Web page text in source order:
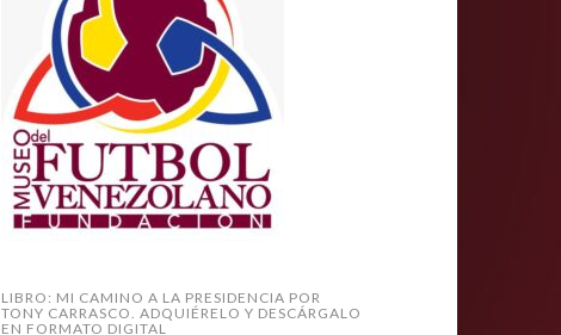
LIBRO: MI CAMINO A LA PRESIDENCIA POR
TONY CARRASCO. ADQUIÉRELO Y DESCÁRGALO
EN FORMATO DIGITAL